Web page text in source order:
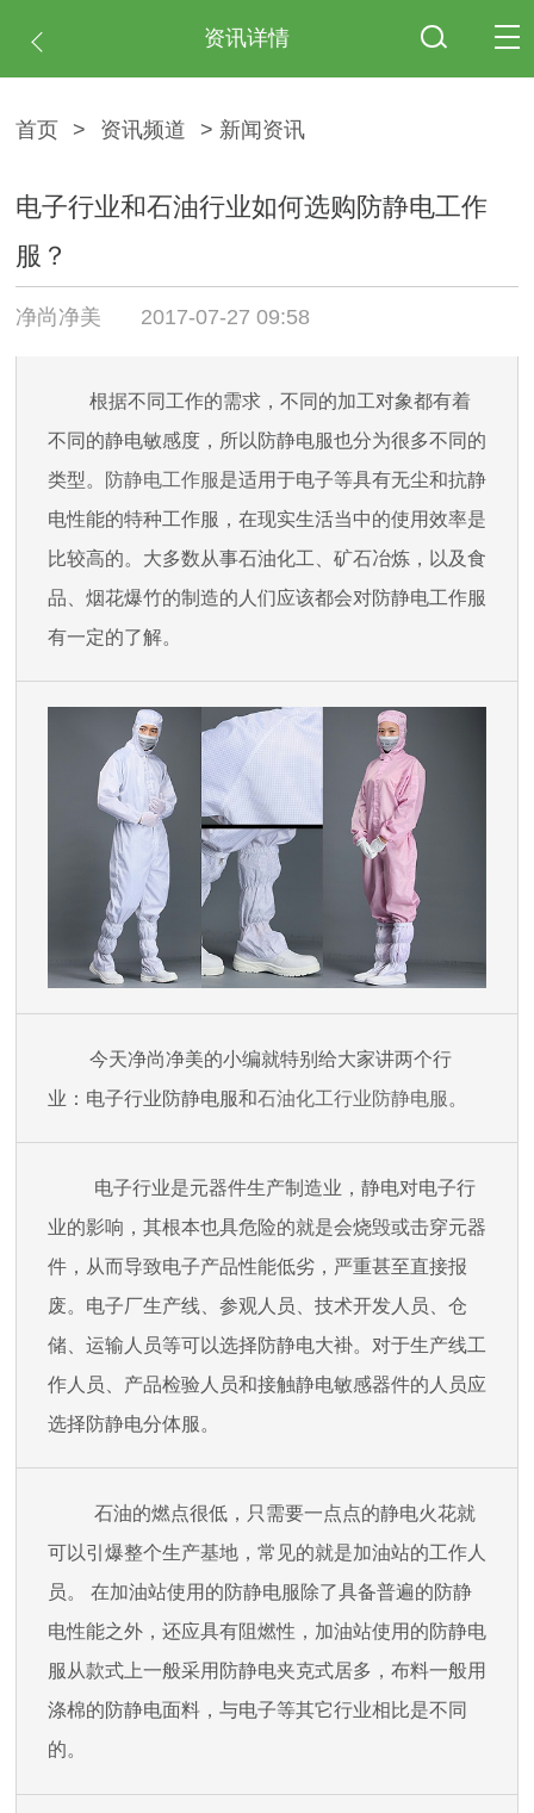
资讯详情
首页 > 资讯频道 > 新闻资讯
电子行业和石油行业如何选购防静电工作
服？
净尚净美 2017-07-27 09:58
根据不同工作的需求，不同的加工对象都有着
不同的静电敏感度，所以防静电服也分为很多不同的
类型。
防静电工作服是适用于电子等具有无尘和抗静
电性能的特种工作服，在现实生活当中的使用效率是
比较高的。大多数从事石油化工、矿石冶炼，以及食
品、烟花爆竹的制造的人们应该都会对防静电工作服
有一定的了解。
今天净尚净美的小编就特别给大家讲两个行
业：电子行业防静电服和石油化工行业防静电服 。
电子行业是元器件生产制造业，静电对电子行
业的影响，其根本也具危险的就是会烧毁或击穿元器
件，从而导致电子产品性能低劣，严重甚至直接报
废。电子厂生产线、参观人员、技术开发人员、仓
储、运输人员等可以选择防静电大褂。对于生产线工
作人员、产品检验人员和接触静电敏感器件的人员应
选择防静电分体服。
石油的燃点很低，只需要一点点的静电火花就
可以引爆整个生产基地，常见的就是加油站的工作人
员。 在加油站使用的防静电服除了具备普遍的防静
电性能之外，还应具有阻燃性，加油站使用的防静电
服从款式上一般采用防静电夹克式居多，布料一般用
涤棉的防静电面料，与电子等其它行业相比是不同
的。